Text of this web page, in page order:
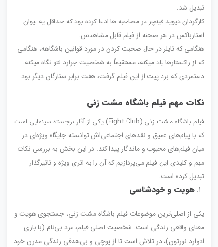
تبدیل شد.
کارگردان دیوید فینچر در مصاحبه ها ادعا کرده بود که حداقل یه لیوان
استارباکس در هر صحنه از فیلم قابل مشاهدس.
هنگامی که تایلر در حال صحبت کردن در مورد قوانین باشگاهه، هنگامی
که از راکستارها یاد میکنه، مستقیماً به شخصیت جرارد لتو نگاه میکنه.
دستمزدی که برد پیت از این فیلم گرفت، هفت برابر ستارگان دیگر بود.
نکات مهم فیلم باشگاه مشت زنی
فیلم باشگاه مشت زنی (Fight Club) یکی از آثار برجسته سینمایی است
که با پیام‌های عمیق و نقدهای اجتماعی‌اش توانسته جایگاه ویژه‌ای در
میان فیلم‌های محبوب و ماندگار پیدا کند. در این بخش به بررسی نکات
مهم و کلیدی این فیلم می‌پردازیم که آن را به اثری ویژه و تاثیرگذار
تبدیل کرده است.
هویت و خودشناسی
یکی از اصلی‌ترین موضوعات فیلم باشگاه مشت زنی، جستجوی هویت و
معنای واقعی زندگی است. شخصیت اصلی فیلم، مرد بی‌نام (با بازی
ادوارد نورتون)، در تلاش است تا از پوچی و بی‌هدفی زندگی مدرن خود